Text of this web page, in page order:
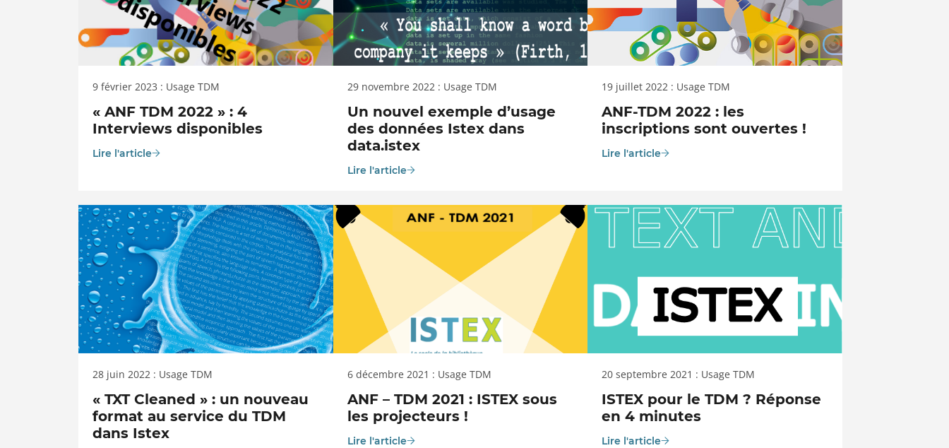
9 février 2023 : Usage TDM
« ANF TDM 2022 » : 4
Interviews disponibles
Lire l'article
29 novembre 2022 : Usage TDM
Un nouvel exemple d’usage
des données Istex dans
data.istex
Lire l'article
19 juillet 2022 : Usage TDM
ANF-TDM 2022 : les
inscriptions sont ouvertes !
Lire l'article
28 juin 2022 : Usage TDM
« TXT Cleaned » : un nouveau
format au service du TDM
dans Istex
6 décembre 2021 : Usage TDM
ANF – TDM 2021 : ISTEX sous
les projecteurs !
Lire l'article
20 septembre 2021 : Usage TDM
ISTEX pour le TDM ? Réponse
en 4 minutes
Lire l'article